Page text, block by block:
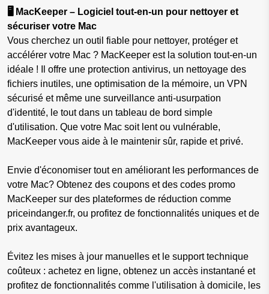
🖥️ MacKeeper – Logiciel tout-en-un pour nettoyer et
sécuriser votre Mac
Vous cherchez un outil fiable pour nettoyer, protéger et
accélérer votre Mac ? MacKeeper est la solution tout-en-un
idéale ! Il offre une protection antivirus, un nettoyage des
fichiers inutiles, une optimisation de la mémoire, un VPN
sécurisé et même une surveillance anti-usurpation
d'identité, le tout dans un tableau de bord simple
d'utilisation. Que votre Mac soit lent ou vulnérable,
MacKeeper vous aide à le maintenir sûr, rapide et privé.
Envie d'économiser tout en améliorant les performances de
votre Mac? Obtenez des coupons et des codes promo
MacKeeper sur des plateformes de réduction comme
priceindanger.fr, ou profitez de fonctionnalités uniques et de
prix avantageux.
Évitez les mises à jour manuelles et le support technique
coûteux : achetez en ligne, obtenez un accès instantané et
profitez de fonctionnalités comme l'utilisation à domicile, les